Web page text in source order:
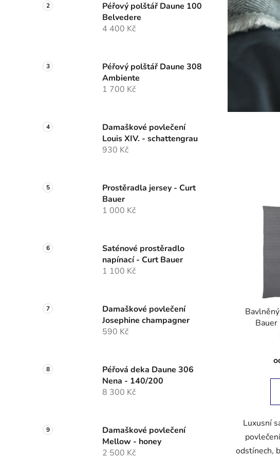
Péřový polštář Daune 100
Belvedere
4 400 Kč
Péřový polštář Daune 308
Ambiente
1 700 Kč
Damaškové povlečení
Louis XIV. - schattengrau
930 Kč
Prostěradla jersey - Curt
Bauer
1 000 Kč
Saténové prostěradlo
napínací - Curt Bauer
1 100 Kč
Damaškové povlečení
Josephine champagner
590 Kč
Péřová deka Daune 306
Nena - 140/200
8 300 Kč
Damaškové povlečení
Mellow - honey
2 500 Kč
Luxusní
odstínech,